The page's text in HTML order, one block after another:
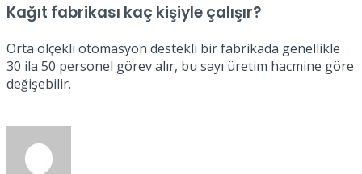
Kağıt fabrikası kaç kişiyle çalışır?
Orta ölçekli otomasyon destekli bir fabrikada genellikle
30 ila 50 personel görev alır, bu sayı üretim hacmine göre
değişebilir.